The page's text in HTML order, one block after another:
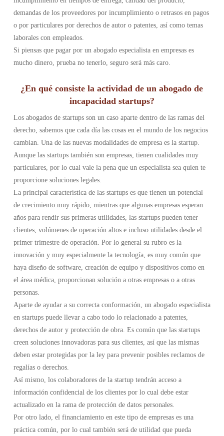
demandas de los proveedores por incumplimiento o retrasos en pagos
o por particulares por derechos de autor o patentes, así como temas
laborales con empleados.
Si piensas que pagar por un abogado especialista en empresas es
mucho dinero, prueba no tenerlo, seguro será más caro.
¿En qué consiste la actividad de un abogado de
incapacidad startups?
Los abogados de startups son un caso aparte dentro de las ramas del
derecho, sabemos que cada día las cosas en el mundo de los negocios
cambian. Una de las nuevas modalidades de empresa es la startup.
Aunque las startups también son empresas, tienen cualidades muy
particulares, por lo cual vale la pena que un especialista sea quien te
proporcione soluciones legales.
La principal característica de las startups es que tienen un potencial
de crecimiento muy rápido, mientras que algunas empresas esperan
años para rendir sus primeras utilidades, las startups pueden tener
clientes, volúmenes de operación altos e incluso utilidades desde el
primer trimestre de operación. Por lo general su rubro es la
innovación y muy especialmente la tecnología, es muy común que
haya diseño de software, creación de equipo y dispositivos como en
el área médica, proporcionan solución a otras empresas o a otras
personas.
Aparte de ayudar a su correcta conformación, un abogado especialista
en startups puede llevar a cabo todo lo relacionado a patentes,
derechos de autor y protección de obra. Es común que las startups
creen soluciones innovadoras para sus clientes, así que las mismas
deben estar protegidas por la ley para prevenir posibles reclamos de
regalías o derechos.
Así mismo, los colaboradores de la startup tendrán acceso a
información confidencial de los clientes por lo cual debe estar
actualizado en la rama de protección de datos personales.
Por otro lado, el financiamiento en este tipo de empresas es una
práctica común, por lo cual también será de utilidad que pueda